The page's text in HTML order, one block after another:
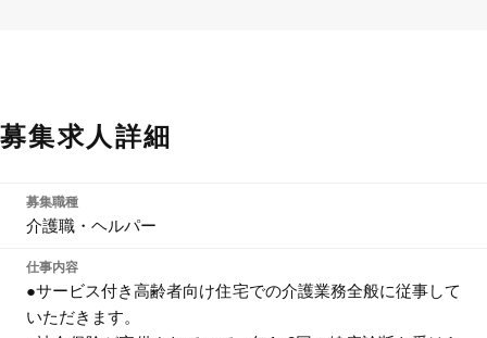
募集求人詳細
募集職種
介護職・ヘルパー
仕事内容
●サービス付き高齢者向け住宅での介護業務全般に従事して
いただきます。